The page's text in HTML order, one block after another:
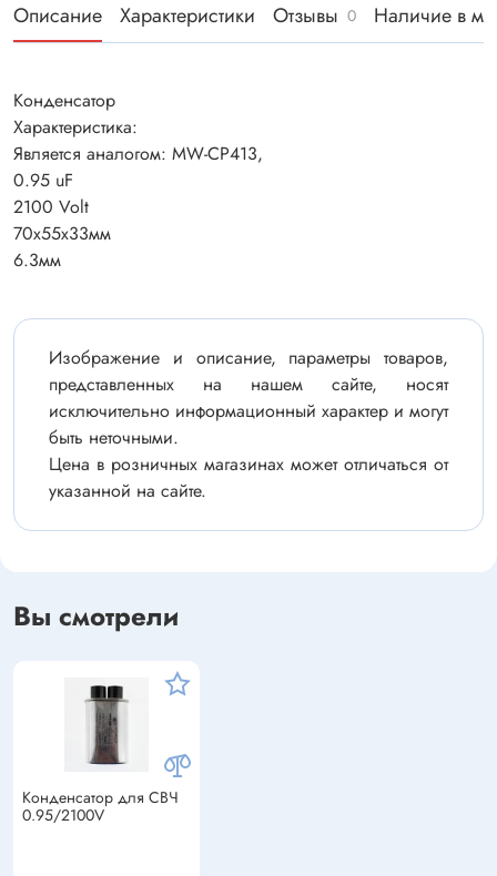
Описание Характеристики Отзывы 0 Наличие в
Конденсатор
Характеристика:
Является аналогом: MW-CP413,
0.95 uF
2100 Volt
70х55х33мм
6.3мм
Изображение и описание, параметры товаров,
представленных на нашем сайте, носят
исключительно информационный характер и могут
быть неточными.
Цена в розничных магазинах может отличаться от
указанной на сайте.
Вы смотрели
Конденсатор для СВЧ
0.95/2100V